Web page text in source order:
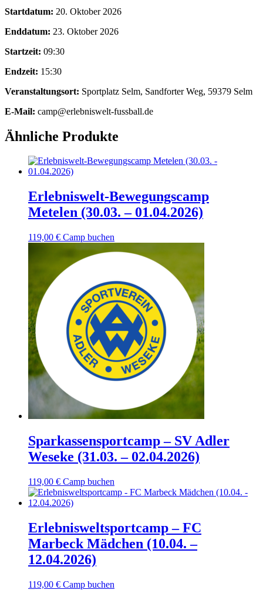
Startdatum: 20. Oktober 2026
Enddatum: 23. Oktober 2026
Startzeit: 09:30
Endzeit: 15:30
Veranstaltungsort: Sportplatz Selm, Sandforter Weg, 59379 Selm
E-Mail: camp@erlebniswelt-fussball.de
Ähnliche Produkte
Erlebniswelt-Bewegungscamp
Metelen (30.03. – 01.04.2026)
119,00 € Camp buchen
Sparkassensportcamp – SV Adler
Weseke (31.03. – 02.04.2026)
119,00 € Camp buchen
Erlebnisweltsportcamp – FC
Marbeck Mädchen (10.04. –
12.04.2026)
119,00 € Camp buchen